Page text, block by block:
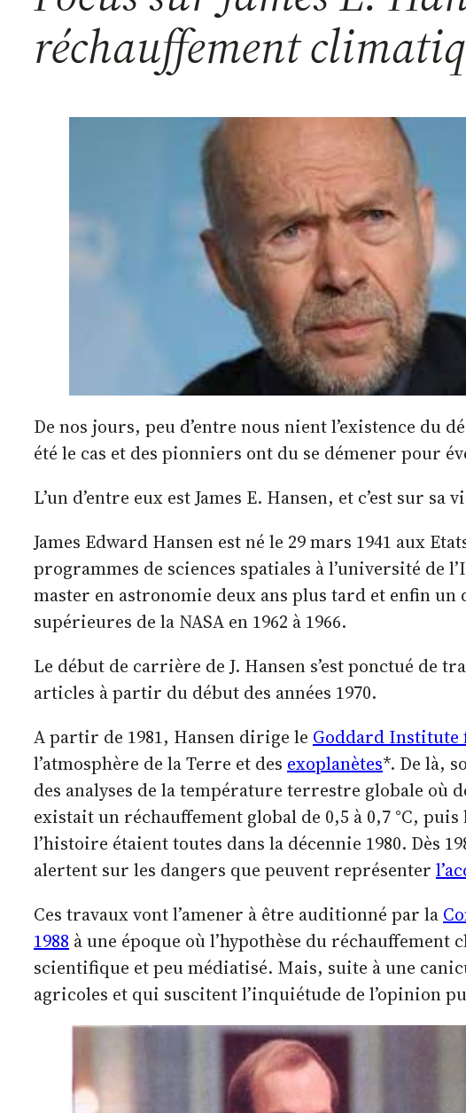
réchauffement
De nos jours, peu d’entre nous nient l’existence du
été le cas et des pionniers ont du se démener pour
L’un d’entre eux est James E. Hansen, et c’est sur
James Edward Hansen est né le 29 mars 1941 aux
programmes de sciences spatiales à l’université de
master en astronomie deux ans plus tard et enfin
supérieures de la NASA en 1962 à 1966.
Le début de carrière de J. Hansen s’est ponctué
articles à partir du début des années 1970.
A partir de 1981, Hansen dirige le Goddard Institute
l’atmosphère de la Terre et des exoplanètes*. De là,
des analyses de la température terrestre globale où
existait un réchauffement global de 0,5 à 0,7 °C,
l’histoire étaient toutes dans la décennie 1980. Dès
alertent sur les dangers que peuvent représenter
Ces travaux vont l’amener à être auditionné par la
1988 à une époque où l’hypothèse du
scientifique et peu médiatisé. Mais, suite à une
agricoles et qui suscitent l’inquiétude de l’opinion